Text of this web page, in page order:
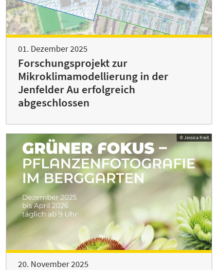
01. Dezember 2025
Forschungsprojekt zur
Mikroklimamodellierung in der
Jenfelder Au erfolgreich
abgeschlossen
© Jessica Kreit
20. November 2025